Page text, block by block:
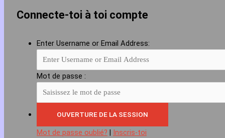
Connecte-toi à toi compte
Enter Username or Email Address:
Mot de passe :
Mot de passe oublié? | Inscris-toi